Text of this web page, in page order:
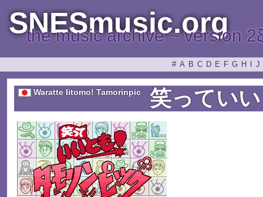
SNESmusic.org
the music archive ~ version
# A B C D E F G H J
Waratte Iitomo! Tamorinpic 笑ってい